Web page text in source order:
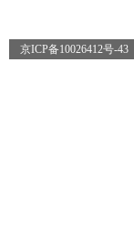
京ICP备10026412号-43